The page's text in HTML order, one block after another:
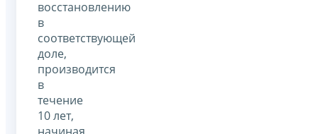
восстановлению
в
соответствующей
доле,
производится
в
течение
10 лет,